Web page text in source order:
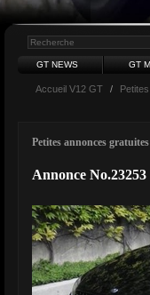
GT NEWS GT
Accueil V12 GT /
Petites annonces
Annonce